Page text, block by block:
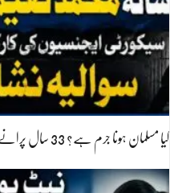
کیا مسلمان ہونا جرم ہے؟ 33 سال پرانے بغاوت مقدمہ میں 78 سالہ محمد…